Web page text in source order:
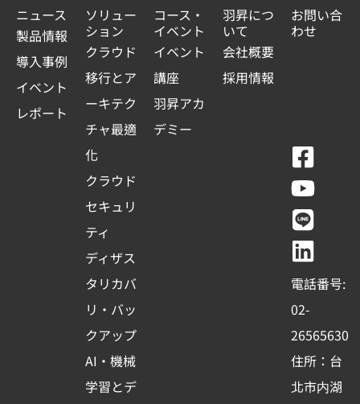
ニュース
製品情報
導入事例
イベント
レポート
ソリュー
ション
クラウド
移行とア
ーキテク
チャ最適
化
クラウド
セキュリ
ティ
ディザス
タリカバ
リ・バッ
クアップ
AI・機械
学習とデ
コース・
イベント
イベント
講座
羽昇アカ
デミー
羽昇につ
いて
会社概要
採用情報
お問い合
わせ
F
a
c
e
b
o
o
k
-
s
Y
o
u
t
u
b
e
L
i
n
e
L
i
n
k
e
d
i
n
電話番号:
02-
26565630
住所：台
北市内湖